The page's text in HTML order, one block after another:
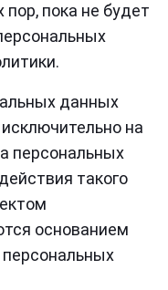
пока не будет
данных
на
персональных
такого
основанием